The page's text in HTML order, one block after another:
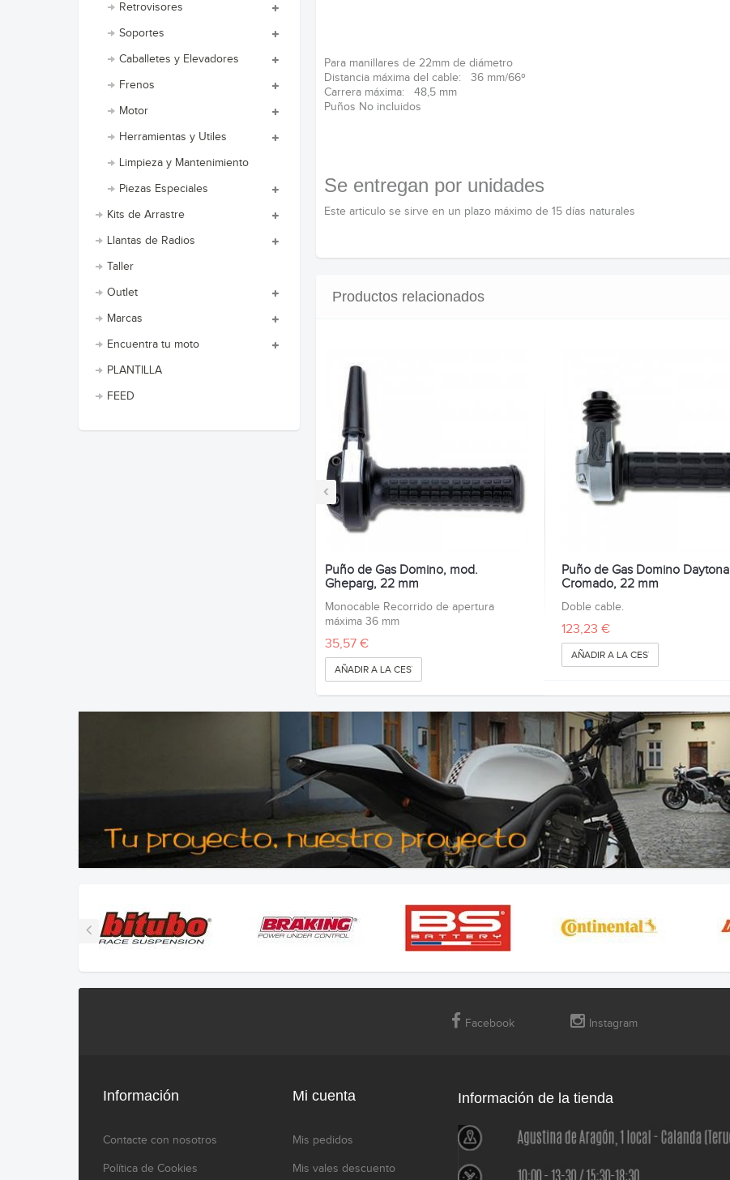
Retrovisores
Soportes
Caballetes y Elevadores
Frenos
Motor
Herramientas y Utiles
Limpieza y Mantenimiento
Piezas Especiales
Kits de Arrastre
Llantas de Radios
Taller
Outlet
Marcas
Encuentra tu moto
PLANTILLA
FEED
Para manillares de 22mm de diámetro
Distancia máxima del cable: 36 mm/66º
Carrera máxima: 48,5 mm
Puños No incluidos
Se entregan por unidades
Este articulo se sirve en un plazo máximo de 15 días naturales
Productos relacionados
‹
Puño de Gas Domino, mod.
Gheparg, 22 mm
Monocable Recorrido de apertura
máxima 36 mm
35,57 €
AÑADIR A LA CESTA
Puño de Gas Domino Daytona
Cromado, 22 mm
Doble cable.
123,23 €
AÑADIR A LA CESTA
Facebook Instagram
Información
Contacte con nosotros
Política de Cookies
Mi cuenta
Mis pedidos
Mis vales descuento
Información de la tienda